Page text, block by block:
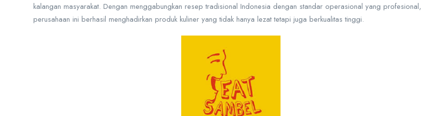
kalangan masyarakat. Dengan menggabungkan resep tradisional Indonesia dengan standar operasional yang profesional,
perusahaan ini berhasil menghadirkan produk kuliner yang tidak hanya lezat tetapi juga berkualitas tinggi.